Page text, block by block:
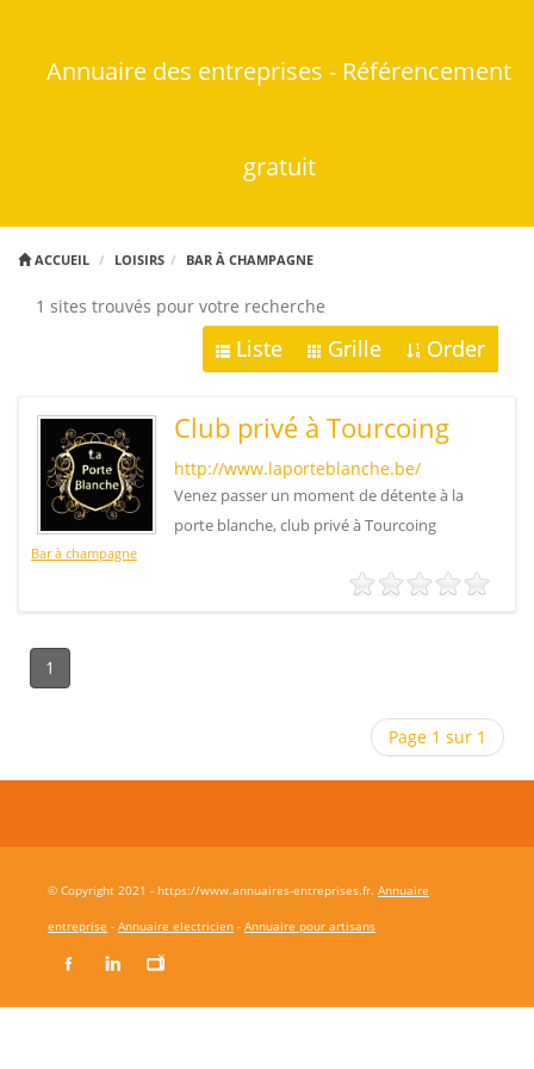
Annuaire des entreprises - Référencement
gratuit
ACCUEIL LOISIRS BAR À CHAMPAGNE
1 sites trouvés pour votre recherche
Liste Grille Order
Club privé à Tourcoing
http://www.laporteblanche.be/
Venez passer un moment de détente à la
porte blanche, club privé à Tourcoing
Bar à champagne
1
Page 1 sur 1
© Copyright 2021 - https://www.annuaires-entreprises.fr. Annuaire
entreprise - Annuaire electricien - Annuaire pour artisans